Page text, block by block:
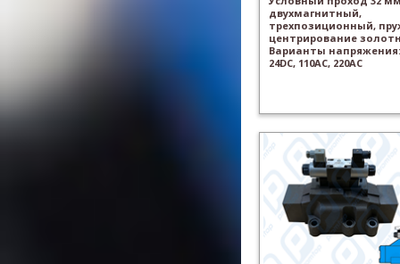
двухмагнитный,
трехпозиционный,
центрирование
Варианты напряжения:
24DC, 110AC, 220AC